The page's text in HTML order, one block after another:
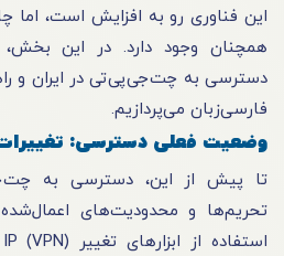
این فناوری رو به افزایش است،
همچنان وجود دارد. در این
دسترسی به چت‌جی‌پی‌تی در ایران و
فارسی‌زبان می‌پردازیم.
وضعیت فعلی دسترسی:
تا پیش از این، دسترسی به